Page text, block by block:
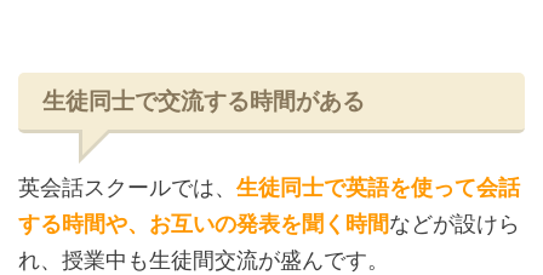
生徒同士で交流する時間がある
英会話スクールでは、 生徒同士で英語を使って会話
する時間や、お互いの発表を聞く時間などが設けら
れ、授業中も生徒間交流が盛んです。